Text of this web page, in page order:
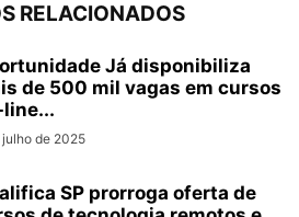
RELACIONADOS
Já disponibiliza
de 500 mil vagas em cursos
julho de 2025
SP prorroga oferta de